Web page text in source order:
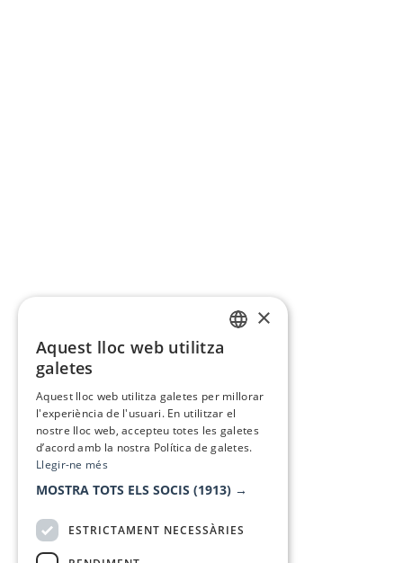
×
Aquest lloc web utilitza
galetes
Aquest lloc web utilitza galetes per millorar
l'experiència de l'usuari. En utilitzar el
nostre lloc web, accepteu totes les galetes
d’acord amb la nostra Política de galetes.
Llegir-ne més
MOSTRA TOTS ELS SOCIS (1913) →
ESTRICTAMENT NECESSÀRIES